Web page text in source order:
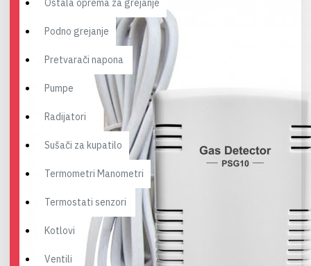
Ostala oprema za grejanje
Podno grejanje
Pretvarači napona
Pumpe
Radijatori
Sušači za kupatilo
Termometri Manometri
Termostati senzori
Kotlovi
Ventili